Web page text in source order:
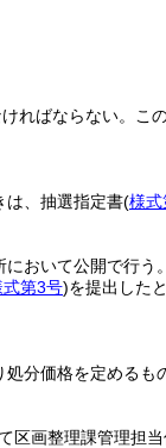
ればならない。 こ
は、抽選指定書(様式
おいて公開で行う。
式第3号)を提出した
分価格を定めるも
区画整理課管理担